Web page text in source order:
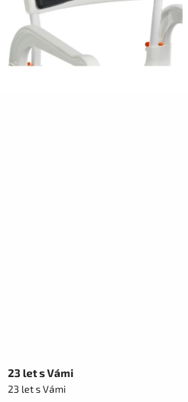
23 let s Vámi
23 let s Vámi